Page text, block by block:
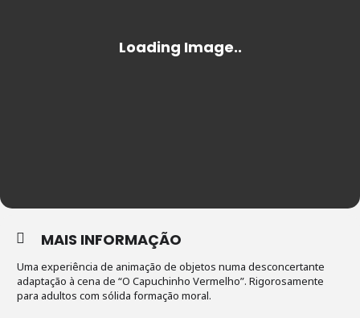
MAIS INFORMAÇÃO
Uma experiência de animação de objetos numa desconcertante
adaptação à cena de “O Capuchinho Vermelho”. Rigorosamente
para adultos com sólida formação moral.